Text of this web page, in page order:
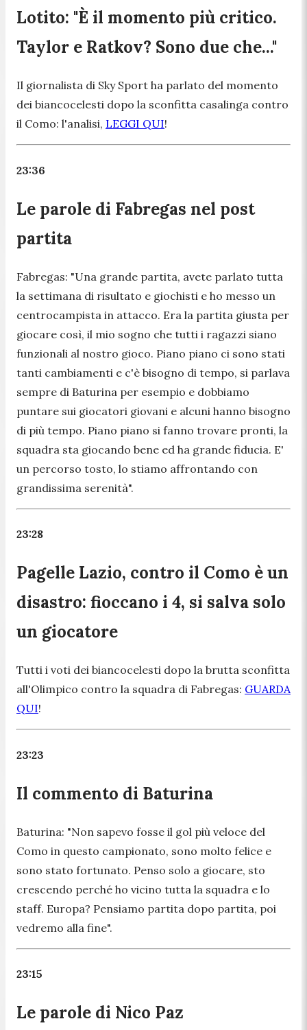
Lotito: "È il momento più critico.
Taylor e Ratkov? Sono due che..."
Il giornalista di Sky Sport ha parlato del momento
dei biancocelesti dopo la sconfitta casalinga contro
il Como: l'analisi, LEGGI QUI!
23:36
Le parole di Fabregas nel post
partita
Fabregas: "Una grande partita, avete parlato tutta
la settimana di risultato e giochisti e ho messo un
centrocampista in attacco. Era la partita giusta per
giocare così, il mio sogno che tutti i ragazzi siano
funzionali al nostro gioco. Piano piano ci sono stati
tanti cambiamenti e c'è bisogno di tempo, si parlava
sempre di Baturina per esempio e dobbiamo
puntare sui giocatori giovani e alcuni hanno bisogno
di più tempo. Piano piano si fanno trovare pronti, la
squadra sta giocando bene ed ha grande fiducia. E'
un percorso tosto, lo stiamo affrontando con
grandissima serenità".
23:28
Pagelle Lazio, contro il Como è un
disastro: fioccano i 4, si salva solo
un giocatore
Tutti i voti dei biancocelesti dopo la brutta sconfitta
all'Olimpico contro la squadra di Fabregas: GUARDA
QUI!
23:23
Il commento di Baturina
Baturina: "Non sapevo fosse il gol più veloce del
Como in questo campionato, sono molto felice e
sono stato fortunato. Penso solo a giocare, sto
crescendo perché ho vicino tutta la squadra e lo
staff. Europa? Pensiamo partita dopo partita, poi
vedremo alla fine".
23:15
Le parole di Nico Paz